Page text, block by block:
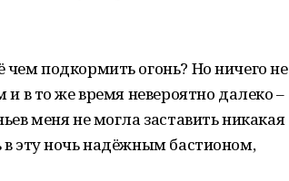
подкормить огонь? Но ничего не
в то же время невероятно далеко –
меня не могла заставить никакая
в эту ночь надёжным бастионом,